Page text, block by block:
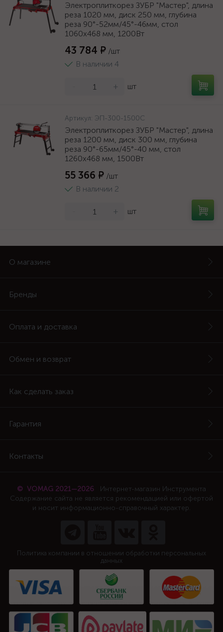
Электроплиткорез ЗУБР "Мастер", длина
реза 1020 мм, диск 250 мм, глубина
реза 90°-52мм/45°-46мм, стол
1060x468 мм, 1200Вт
43 784 ₽ /шт
В наличии 4
+ шт
Артикул: ЭП-300-1500C
Электроплиткорез ЗУБР "Мастер", длина
реза 1200 мм, диск 300 мм, глубина
реза 90°-65мм/45°-40 мм, стол
1260x468 мм, 1500Вт
55 366 ₽ /шт
В наличии 2
+ шт
О магазине
Бренды
Оплата и доставка
Обмен и возврат
Как сделать заказ
Гарантия
Контакты
© VOMAG 2021—2026
Интернет-магазин Инструмента
Содержание сайта не является рекомендацией или офертой
и носит информационно-справочный характер.
Политика компании в отношении обработки персональных
данных